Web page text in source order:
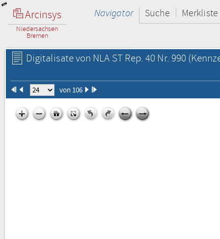
Arcinsys
Niedersachsen
Bremen
Navigator Suche Merkliste
Digitalisate von NLA ST Rep. 40 Nr. 990
von 106